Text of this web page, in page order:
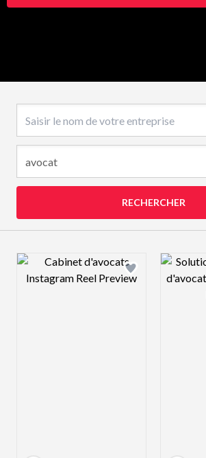
RECHERCHER
Design preview image